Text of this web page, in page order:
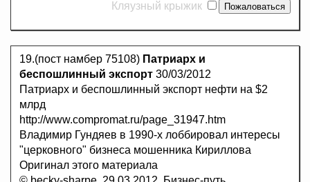
Кляузный крыжик
19.(пост намбер 75108) Патриарх и
беспошлинный экспорт 30/03/2012
Патриарх и беспошлинный экспорт нефти на $2
млрд
http://www.compromat.ru/page_31947.htm
Владимир Гундяев в 1990-х лоббировал интересы
"церковного" бизнеса мошенника Кириллова
Оригинал этого материала